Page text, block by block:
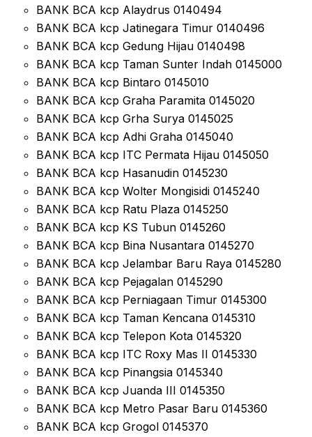
BANK BCA kcp Alaydrus 0140494
BANK BCA kcp Jatinegara Timur 0140496
BANK BCA kcp Gedung Hijau 0140498
BANK BCA kcp Taman Sunter Indah 0145000
BANK BCA kcp Bintaro 0145010
BANK BCA kcp Graha Paramita 0145020
BANK BCA kcp Grha Surya 0145025
BANK BCA kcp Adhi Graha 0145040
BANK BCA kcp ITC Permata Hijau 0145050
BANK BCA kcp Hasanudin 0145230
BANK BCA kcp Wolter Mongisidi 0145240
BANK BCA kcp Ratu Plaza 0145250
BANK BCA kcp KS Tubun 0145260
BANK BCA kcp Bina Nusantara 0145270
BANK BCA kcp Jelambar Baru Raya 0145280
BANK BCA kcp Pejagalan 0145290
BANK BCA kcp Perniagaan Timur 0145300
BANK BCA kcp Taman Kencana 0145310
BANK BCA kcp Telepon Kota 0145320
BANK BCA kcp ITC Roxy Mas II 0145330
BANK BCA kcp Pinangsia 0145340
BANK BCA kcp Juanda III 0145350
BANK BCA kcp Metro Pasar Baru 0145360
BANK BCA kcp Grogol 0145370